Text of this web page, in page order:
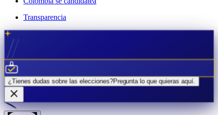
Transparencia
¿Tienes dudas sobre las elecciones?Pregunta lo que quierasaquí.